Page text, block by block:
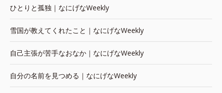
ひとりと孤独｜なにげなWeekly
雪国が教えてくれたこと｜なにげなWeekly
自己主張が苦手なおなか｜なにげなWeekly
自分の名前を見つめる｜なにげなWeekly